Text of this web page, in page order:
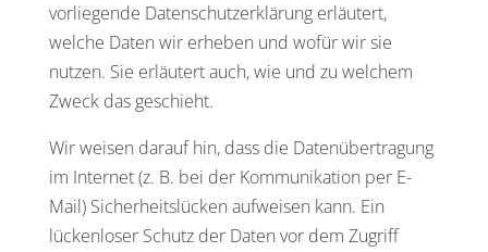
vorliegende Datenschutzerklärung erläutert,
welche Daten wir erheben und wofür wir sie
nutzen. Sie erläutert auch, wie und zu welchem
Zweck das geschieht.
Wir weisen darauf hin, dass die Datenübertragung
im Internet (z. B. bei der Kommunikation per E-
Mail) Sicherheitslücken aufweisen kann. Ein
lückenloser Schutz der Daten vor dem Zugriff